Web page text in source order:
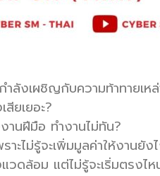
งเผชิญกับความท้าทายเหล่
ยเยอะ?
านฝีมือ ทำงานไม่ทัน?
าะไม่รู้จะเพิ่มมูลค่าให้งานยัง
วดล้อม แต่ไม่รู้จะเริ่มตรงไห